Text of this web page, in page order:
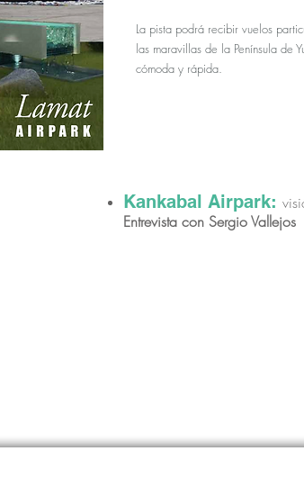
La pista podrá recibir vuelos
las maravillas de la Península de
cómoda y rápida.
Kankabal Airpark:
Entrevista con Sergio Vallejos